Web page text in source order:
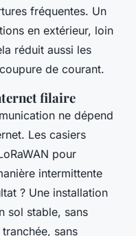
fréquentes. Un
en extérieur, loin
réduit aussi les
de courant.
filaire
ne dépend
Les casiers
pour
intermittente
? Une installation
sol stable, sans
sans